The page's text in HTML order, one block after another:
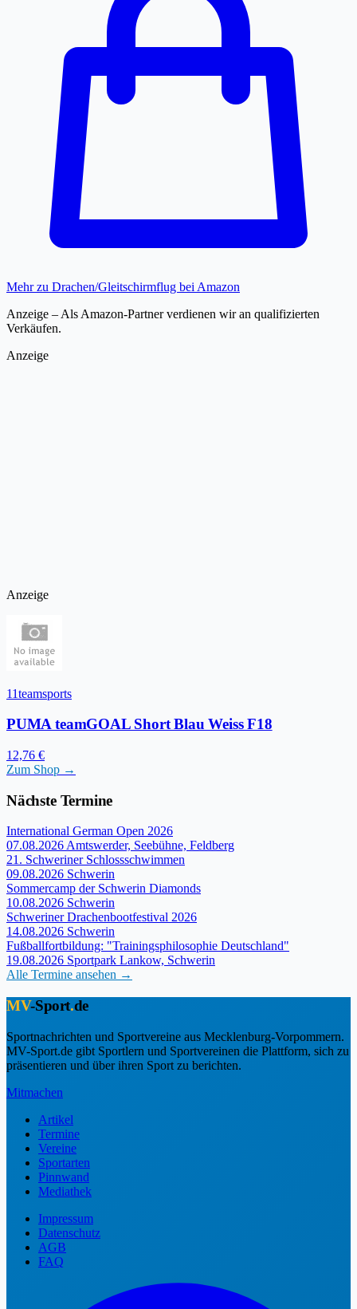
Mehr zu Drachen/Gleitschirmflug bei Amazon
Anzeige – Als Amazon-Partner verdienen wir an qualifizierten
Verkäufen.
Anzeige
Anzeige
11teamsports
PUMA teamGOAL Short Blau Weiss F18
12,76 €
Zum Shop →
Nächste Termine
International German Open 2026
07.08.2026Amtswerder, Seebühne, Feldberg
21. Schweriner Schlossschwimmen
09.08.2026 Schwerin
Sommercamp der Schwerin Diamonds
10.08.2026 Schwerin
Schweriner Drachenbootfestival 2026
14.08.2026 Schwerin
Fußballfortbildung: "Trainingsphilosophie Deutschland"
19.08.2026 Sportpark Lankow, Schwerin
Alle Termine ansehen →
MV-Sport.de
Sportnachrichten und Sportvereine aus Mecklenburg-Vorpommern.
MV-Sport.de gibt Sportlern und Sportvereinen die Plattform, sich zu
präsentieren und über ihren Sport zu berichten.
Mitmachen
Artikel
Termine
Vereine
Sportarten
Pinnwand
Mediathek
Impressum
Datenschutz
AGB
FAQ